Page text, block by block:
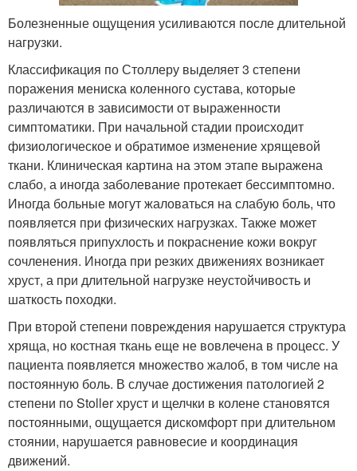
Болезненные ощущения усиливаются после длительной
нагрузки.
Классификация по Столлеру выделяет 3 степени
поражения мениска коленного сустава, которые
различаются в зависимости от выраженности
симптоматики. При начальной стадии происходит
физиологическое и обратимое изменение хрящевой
ткани. Клиническая картина на этом этапе выражена
слабо, а иногда заболевание протекает бессимптомно.
Иногда больные могут жаловаться на слабую боль, что
появляется при физических нагрузках. Также может
появляться припухлость и покраснение кожи вокруг
сочленения. Иногда при резких движениях возникает
хруст, а при длительной нагрузке неустойчивость и
шаткость походки.
При второй степени повреждения нарушается структура
хряща, но костная ткань еще не вовлечена в процесс. У
пациента появляется множество жалоб, в том числе на
постоянную боль. В случае достижения патологией 2
степени по Stoller хруст и щелчки в колене становятся
постоянными, ощущается дискомфорт при длительном
стоянии, нарушается равновесие и координация
движений.